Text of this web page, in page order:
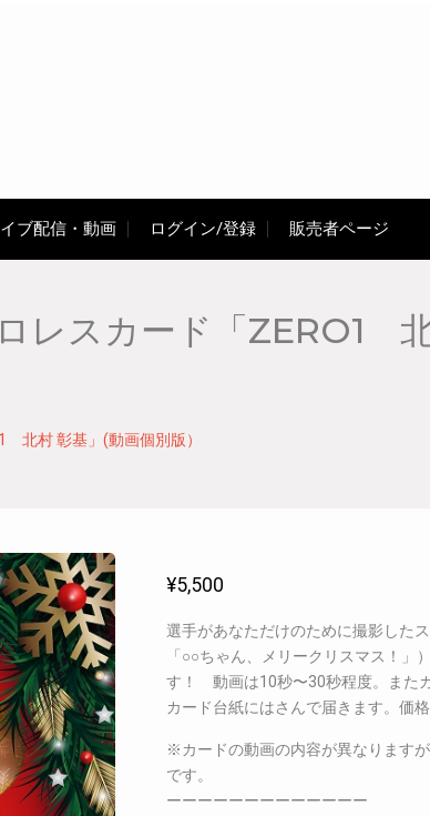
ブ配信・動画 ログイン/登録 販売者ページ
レスカード「ZERO1
北村 彰基」(動画個別版）
¥5,500
選手があなただけのために撮影した
「○○ちゃん、メリークリスマス！」
す！ 動画は10秒〜30秒程度。また
カード台紙にはさんで届きます。価格
※カードの動画の内容が異なります
です。
ーーーーーーーーーーーーー